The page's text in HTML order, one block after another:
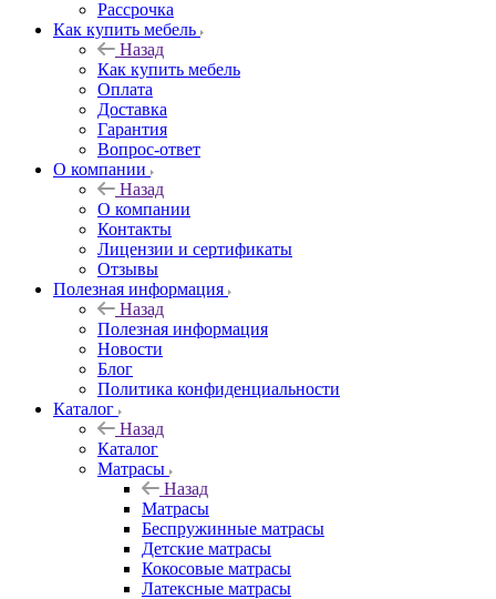
Рассрочка
Как купить мебель
Назад
Как купить мебель
Оплата
Доставка
Гарантия
Вопрос-ответ
О компании
Назад
О компании
Контакты
Лицензии и сертификаты
Отзывы
Полезная информация
Назад
Полезная информация
Новости
Блог
Политика конфиденциальности
Каталог
Назад
Каталог
Матрасы
Назад
Матрасы
Беспружинные матрасы
Детские матрасы
Кокосовые матрасы
Латексные матрасы